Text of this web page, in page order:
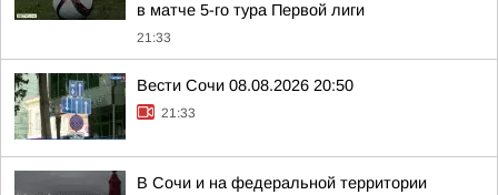
в матче 5-го тура Первой лиги
21:33
Вести Сочи 08.08.2026 20:50
21:33
В Сочи и на федеральной территории